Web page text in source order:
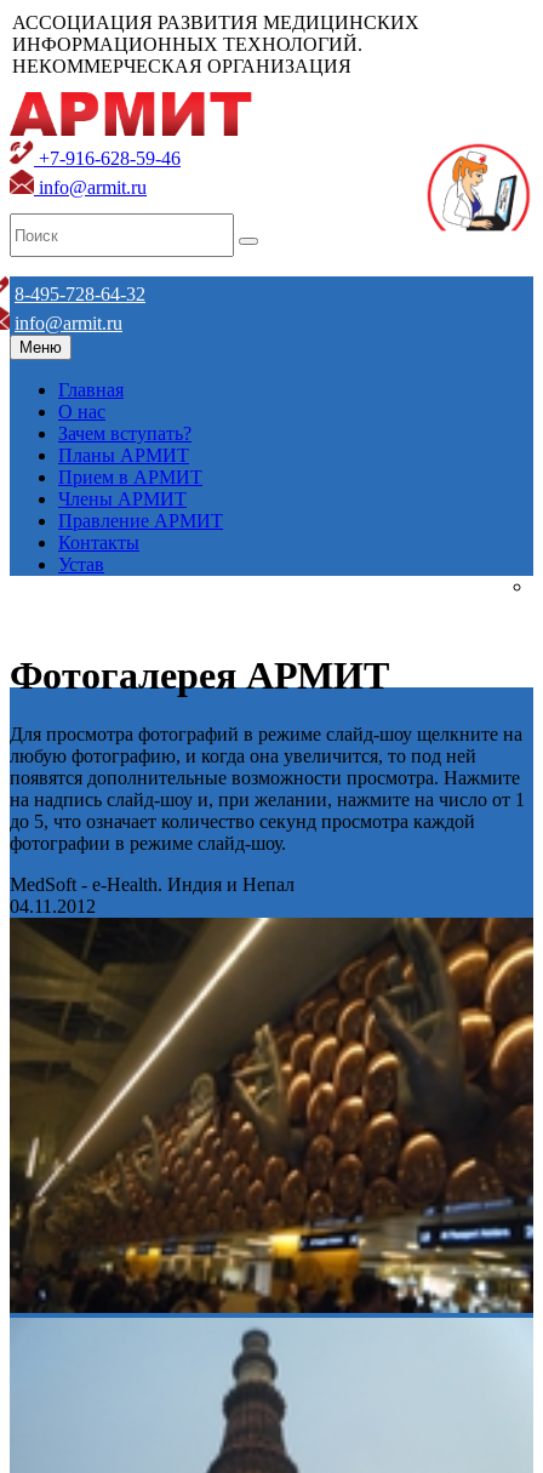
АССОЦИАЦИЯ РАЗВИТИЯ МЕДИЦИНСКИХ
ИНФОРМАЦИОННЫХ ТЕХНОЛОГИЙ.
НЕКОММЕРЧЕСКАЯ ОРГАНИЗАЦИЯ
+7-916-628-59-46
info@armit.ru
8-495-728-64-32
info@armit.ru
Меню
Главная
О нас
Зачем вступать?
Планы АРМИТ
Прием в АРМИТ
Члены АРМИТ
Правление АРМИТ
Контакты
Устав
Фотогалерея АРМИТ
Для просмотра фотографий в режиме слайд-шоу щелкните на
любую фотографию, и когда она увеличится, то под ней
появятся дополнительные возможности просмотра. Нажмите
на надпись слайд-шоу и, при желании, нажмите на число от 1
до 5, что означает количество секунд просмотра каждой
фотографии в режиме слайд-шоу.
MedSoft - e-Health. Индия и Непал
04.11.2012